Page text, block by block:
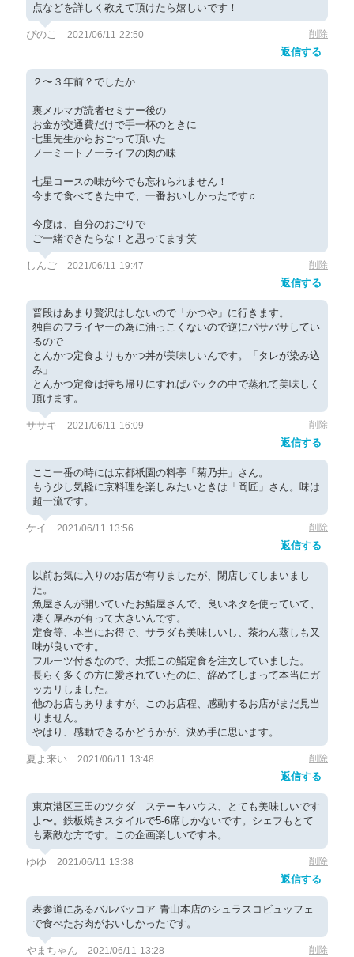
点などを詳しく教えて頂けたら嬉しいです！
ぴのこ 2021/06/11 22:50 削除
返信する
２〜３年前？でしたか
裏メルマガ読者セミナー後の
お金が交通費だけで手一杯のときに
七里先生からおごって頂いた
ノーミートノーライフの肉の味
七星コースの味が今でも忘れられません！
今まで食べてきた中で、一番おいしかったです♫
今度は、自分のおごりで
ご一緒できたらな！と思ってます笑
しんご 2021/06/11 19:47 削除
返信する
普段はあまり贅沢はしないので「かつや」に行きます。
独自のフライヤーの為に油っこくないので逆にパサパサしてい
るので
とんかつ定食よりもかつ丼が美味しいんです。「タレが染み込
み」
とんかつ定食は持ち帰りにすればパックの中で蒸れて美味しく
頂けます。
ササキ 2021/06/11 16:09 削除
返信する
ここ一番の時には京都祇園の料亭「菊乃井」さん。
もう少し気軽に京料理を楽しみたいときは「岡匠」さん。味は
超一流です。
ケイ 2021/06/11 13:56 削除
返信する
以前お気に入りのお店が有りましたが、閉店してしまいまし
た。
魚屋さんが開いていたお鮨屋さんで、良いネタを使っていて、
凄く厚みが有って大きいんです。
定食等、本当にお得で、サラダも美味しいし、茶わん蒸しも又
味が良いです。
フルーツ付きなので、大抵この鮨定食を注文していました。
長らく多くの方に愛されていたのに、辞めてしまって本当にガ
ッカリしました。
他のお店もありますが、このお店程、感動するお店がまだ見当
りません。
やはり、感動できるかどうかが、決め手に思います。
夏よ来い 2021/06/11 13:48 削除
返信する
東京港区三田のツクダ ステーキハウス、とても美味しいです
よ〜。鉄板焼きスタイルで5-6席しかないです。シェフもとて
も素敵な方です。この企画楽しいですネ。
ゆゆ 2021/06/11 13:38 削除
返信する
表参道にあるバルバッコア 青山本店のシュラスコビュッフェ
で食べたお肉がおいしかったです。
やまちゃん 2021/06/11 13:28 削除